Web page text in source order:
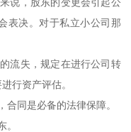
表决。对于私立小公司那
流失，规定在进行公司转
行资产评估。
同是必备的法律保障。
。